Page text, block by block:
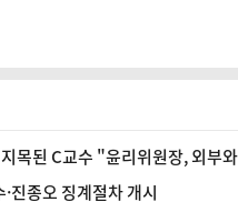
목된 C교수 "윤리위원장, 외부
진종오 징계절차 개시